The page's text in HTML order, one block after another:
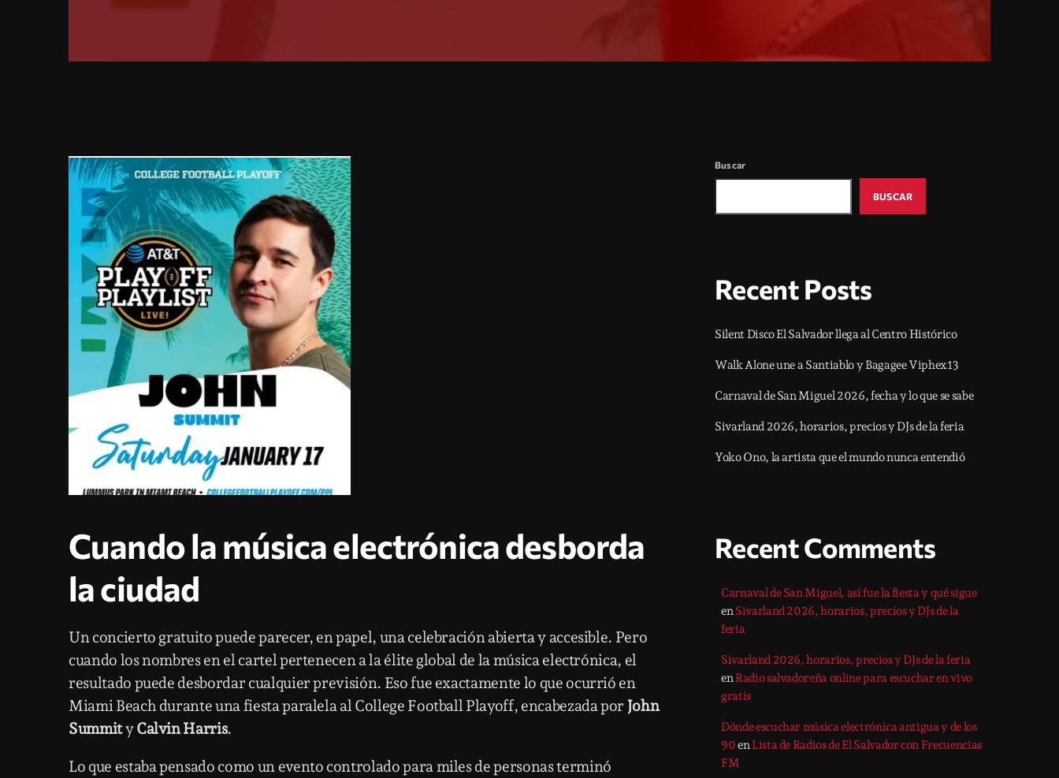
Cuando la música electrónica desborda
la ciudad
Un concierto gratuito puede parecer, en papel, una celebración abierta y accesible. Pero
cuando los nombres en el cartel pertenecen a la élite global de la música electrónica, el
resultado puede desbordar cualquier previsión. Eso fue exactamente lo que ocurrió en
Miami Beach durante una fiesta paralela al College Football Playoff, encabezada por John
SummityCalvin Harris.
Lo que estaba pensado como un evento controlado para miles de personas terminó
Buscar
BUSCAR
Recent Posts
Silent Disco El Salvador llega al Centro Histórico
Walk Alone une a Santiablo y Bagagee Viphex13
Carnaval de San Miguel 2026, fecha y lo que se sabe
Sivarland 2026, horarios, precios y DJs de la feria
Yoko Ono, la artista que el mundo nunca entendió
Recent Comments
Carnaval de San Miguel, así fue la fiesta y qué sigue
enSivarland 2026, horarios, precios y DJs de la
feria
Sivarland 2026, horarios, precios y DJs de la feria
enRadio salvadoreña online para escuchar en vivo
gratis
Dónde escuchar música electrónica antigua y de los
90enLista de Radios de El Salvador con Frecuencias
FM